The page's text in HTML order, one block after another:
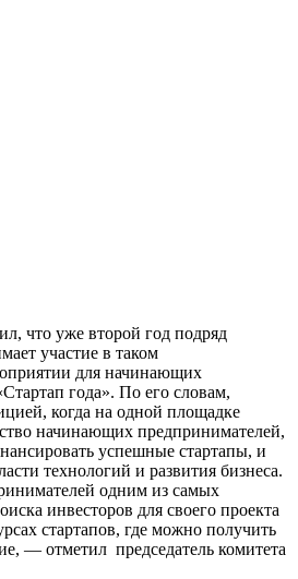
что уже второй год подряд
участие в таком
для начинающих
года». По его словам,
когда на одной площадке
начинающих предпринимателей,
успешные стартапы, и
технологий и развития бизнеса.
одним из самых
инвесторов для своего проекта
стартапов, где можно получить
— отметил председатель комитета